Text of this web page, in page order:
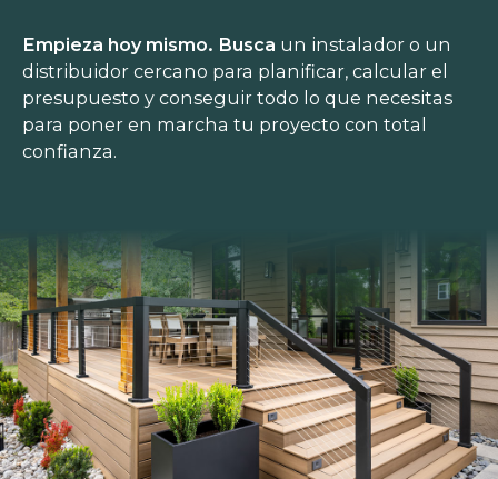
Empieza hoy mismo. Busca un instalador o un
distribuidor cercano para planificar, calcular el
presupuesto y conseguir todo lo que necesitas
para poner en marcha tu proyecto con total
confianza.